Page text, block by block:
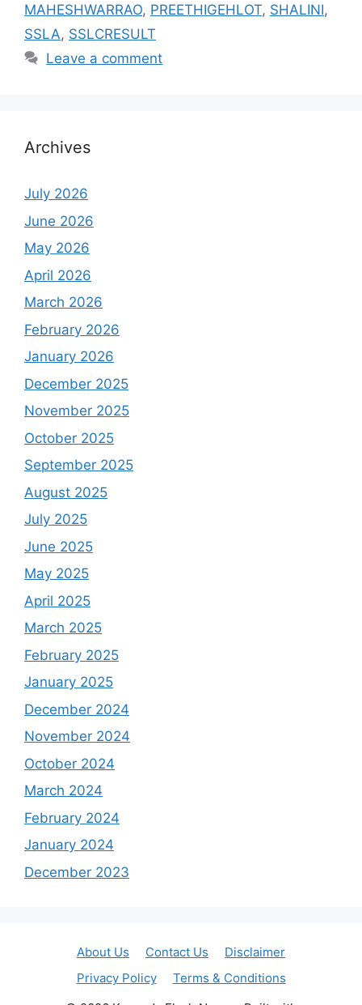
MAHESHWARRAO, PREETHIGEHLOT, SHALINI,
SSLA, SSLCRESULT
Leave a comment
Archives
July 2026
June 2026
May 2026
April 2026
March 2026
February 2026
January 2026
December 2025
November 2025
October 2025
September 2025
August 2025
July 2025
June 2025
May 2025
April 2025
March 2025
February 2025
January 2025
December 2024
November 2024
October 2024
March 2024
February 2024
January 2024
December 2023
About Us Contact Us
Disclaimer
Privacy Policy
Terms & Conditions